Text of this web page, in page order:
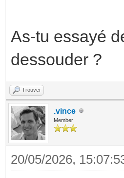
As-tu essayé
dessouder ?
Trouver
.vince
Member
20/05/2026,